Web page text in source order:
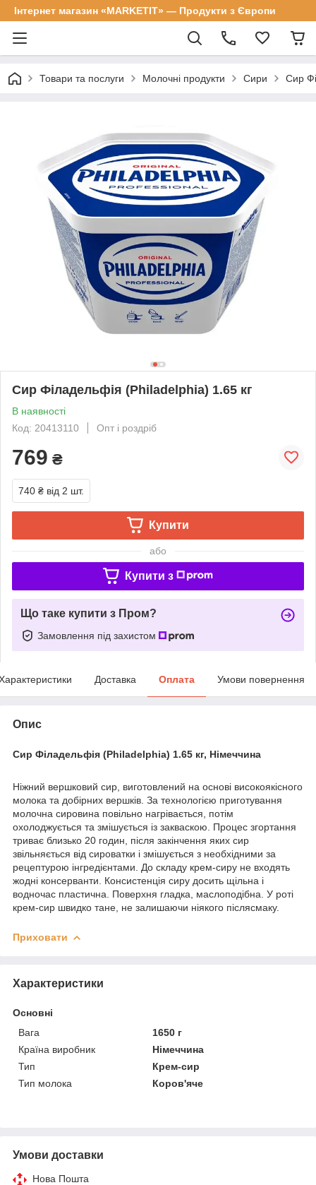
Інтернет магазин «MARKETIT» — Продукти з Європи
Товари та послуги Молочні продукти Сири Сир
Сир Філадельфія (Philadelphia) 1.65 кг
В наявності
Код: 20413110
Опт і роздріб
769 ₴
740 ₴ від 2 шт.
Купити
або
Купити з
Що таке купити з Пром?
Замовлення під захистом
Доставка Оплата Умови повернення
Опис
Сир Філадельфія (Philadelphia) 1.65 кг, Німеччина
Ніжний вершковий сир, виготовлений на основі високоякісного
молока та добірних вершків. За технологією приготування
молочна сировина повільно нагрівається, потім
охолоджується та змішується із закваскою. Процес згортання
триває близько 20 годин, після закінчення яких сир
звільняється від сироватки і змішується з необхідними за
рецептурою інгредієнтами. До складу крем-сиру не входять
жодні консерванти. Консистенція сиру досить щільна і
водночас пластична. Поверхня гладка, маслоподібна. У роті
крем-сир швидко тане, не залишаючи ніякого післясмаку.
Приховати
Характеристики
Основні
Вага
1650 г
Країна виробник
Німеччина
Тип
Крем-сир
Тип молока
Коров'яче
Умови доставки
Нова Пошта